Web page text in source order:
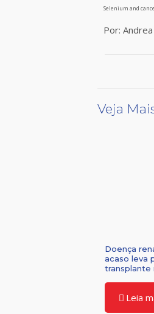
Selenium and
Por:
Veja
Doença
acaso leva
transplante
Leia